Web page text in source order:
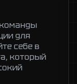
для
себе в
который